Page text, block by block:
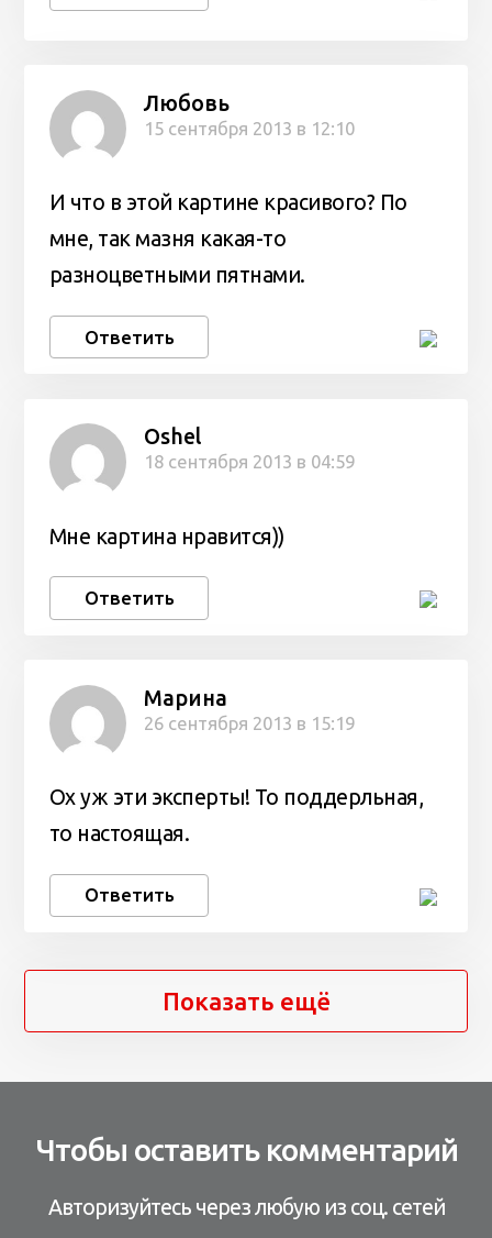
Любовь
15 сентября 2013 в 12:10
И что в этой картине красивого? По
мне, так мазня какая-то
разноцветными пятнами.
Ответить
Oshel
18 сентября 2013 в 04:59
Мне картина нравится))
Ответить
Марина
26 сентября 2013 в 15:19
Ох уж эти эксперты! То поддерльная,
то настоящая.
Ответить
Показать ещё
Чтобы оставить комментарий
Авторизуйтесь через любую из соц. сетей